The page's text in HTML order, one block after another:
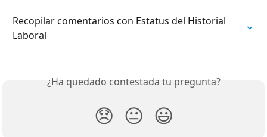
Recopilar comentarios con Estatus del Historial
Laboral
¿Ha quedado contestada tu pregunta?
😞 😐 😃